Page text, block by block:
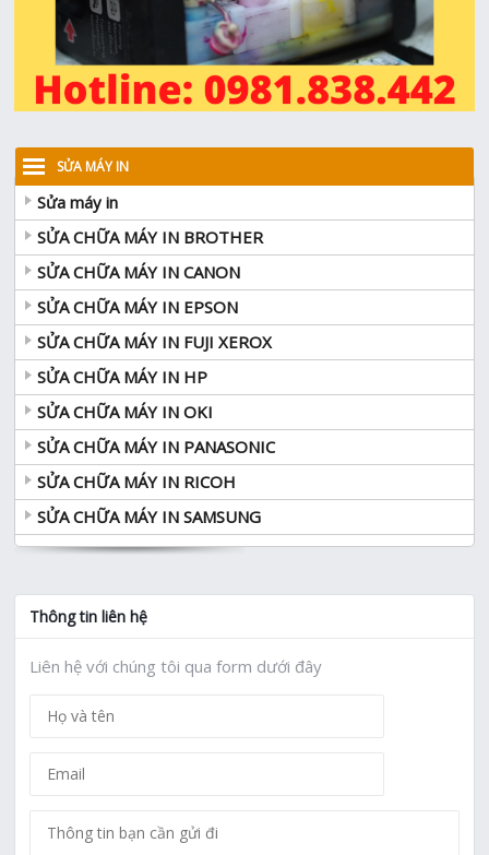
SỬA MÁY IN
Sửa máy in
SỬA CHỮA MÁY IN BROTHER
SỬA CHỮA MÁY IN CANON
SỬA CHỮA MÁY IN EPSON
SỬA CHỮA MÁY IN FUJI XEROX
SỬA CHỮA MÁY IN HP
SỬA CHỮA MÁY IN OKI
SỬA CHỮA MÁY IN PANASONIC
SỬA CHỮA MÁY IN RICOH
SỬA CHỮA MÁY IN SAMSUNG
Thông tin liên hệ
Liên hệ với chúng tôi qua form dưới đây